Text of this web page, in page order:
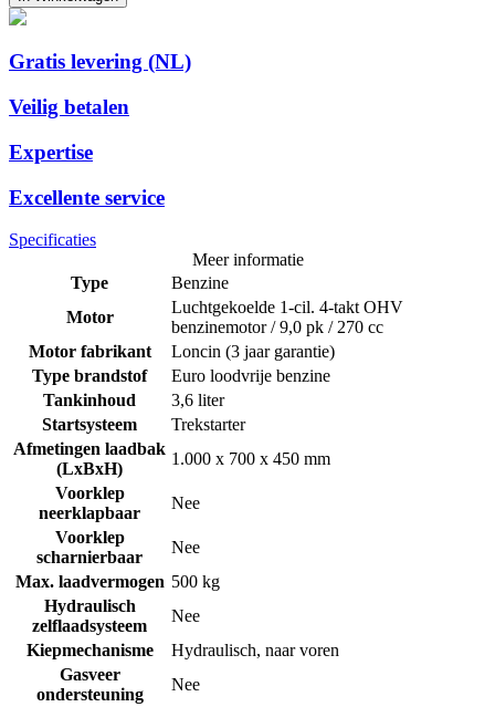
Gratis levering (NL)
Veilig betalen
Expertise
Excellente service
Specificaties
Meer informatie
Type
Benzine
Motor
Luchtgekoelde 1-cil. 4-takt OHV
benzinemotor / 9,0 pk / 270 cc
Motor fabrikant
Loncin (3 jaar garantie)
Type brandstof
Euro loodvrije benzine
Tankinhoud
3,6 liter
Startsysteem
Trekstarter
Afmetingen laadbak
(LxBxH)
1.000 x 700 x 450 mm
Voorklep
neerklapbaar
Nee
Voorklep
scharnierbaar
Nee
Max. laadvermogen 500 kg
Hydraulisch
zelflaadsysteem
Nee
Kiepmechanisme
Hydraulisch, naar voren
Gasveer
ondersteuning
Nee